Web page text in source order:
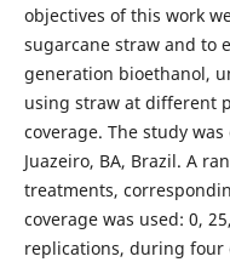
objectives of this work
sugarcane straw and to
generation bioethanol,
using straw at different
coverage. The study
Juazeiro, BA, Brazil. A
treatments,
coverage was used: 0,
replications, during four